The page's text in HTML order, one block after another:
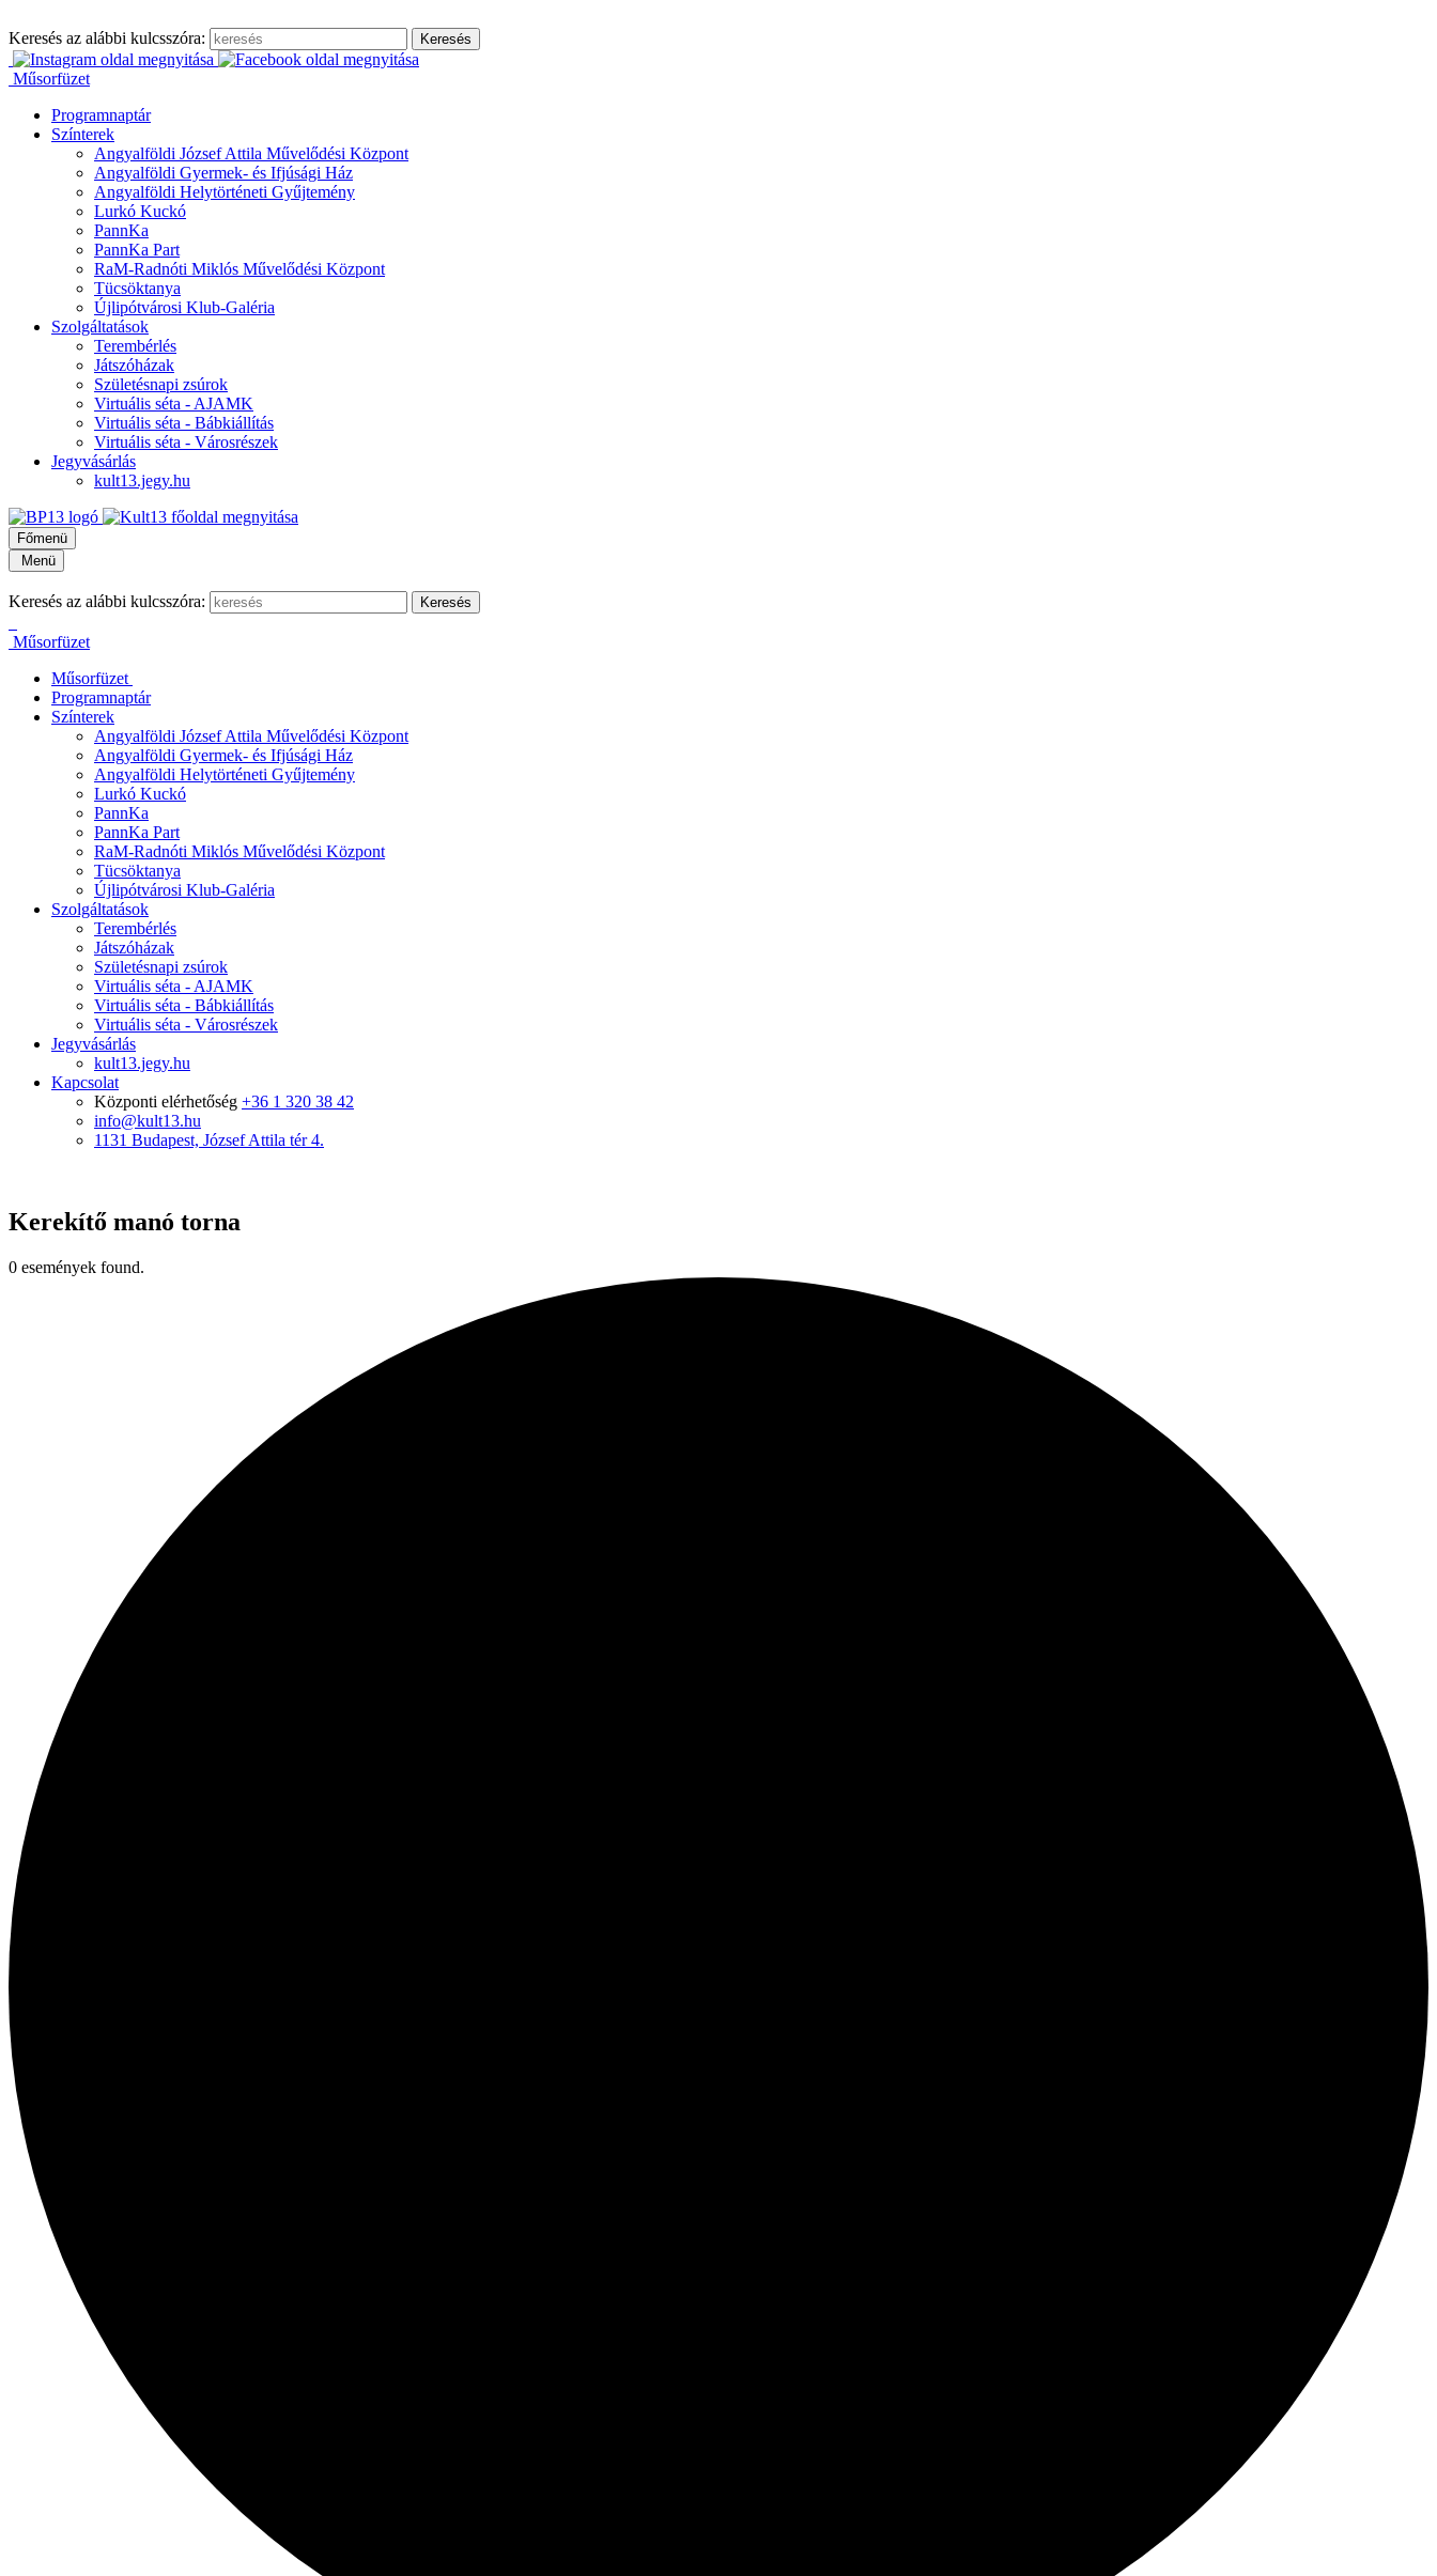
a
tartalomhoz
Keresés az alábbi kulcsszóra:
Műsorfüzet
Programnaptár
Színterek
Angyalföldi József Attila Művelődési Központ
Angyalföldi Gyermek- és Ifjúsági Ház
Angyalföldi Helytörténeti Gyűjtemény
Lurkó Kuckó
PannKa
PannKa Part
RaM-Radnóti Miklós Művelődési Központ
Tücsöktanya
Újlipótvárosi Klub-Galéria
Szolgáltatások
Terembérlés
Játszóházak
Születésnapi zsúrok
Virtuális séta - AJAMK
Virtuális séta - Bábkiállítás
Virtuális séta - Városrészek
Jegyvásárlás
kult13.jegy.hu
Főmenü
Menü
Keresés az alábbi kulcsszóra:
Műsorfüzet
Műsorfüzet
Programnaptár
Színterek
Angyalföldi József Attila Művelődési Központ
Angyalföldi Gyermek- és Ifjúsági Ház
Angyalföldi Helytörténeti Gyűjtemény
Lurkó Kuckó
PannKa
PannKa Part
RaM-Radnóti Miklós Művelődési Központ
Tücsöktanya
Újlipótvárosi Klub-Galéria
Szolgáltatások
Terembérlés
Játszóházak
Születésnapi zsúrok
Virtuális séta - AJAMK
Virtuális séta - Bábkiállítás
Virtuális séta - Városrészek
Jegyvásárlás
kult13.jegy.hu
Kapcsolat
Központi elérhetőség +36 1 320 38 42
info@kult13.hu
1131 Budapest, József Attila tér 4.
Kerekítő manó torna
0 események found.